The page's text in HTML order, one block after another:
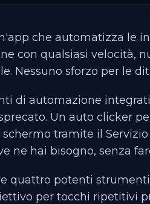
che automatizza le
con qualsiasi velocità,
Nessuno sforzo per le
di automazione
Un auto clicker
tramite il
ne hai bisogno, senza
quattro potenti
per tocchi ripetitivi